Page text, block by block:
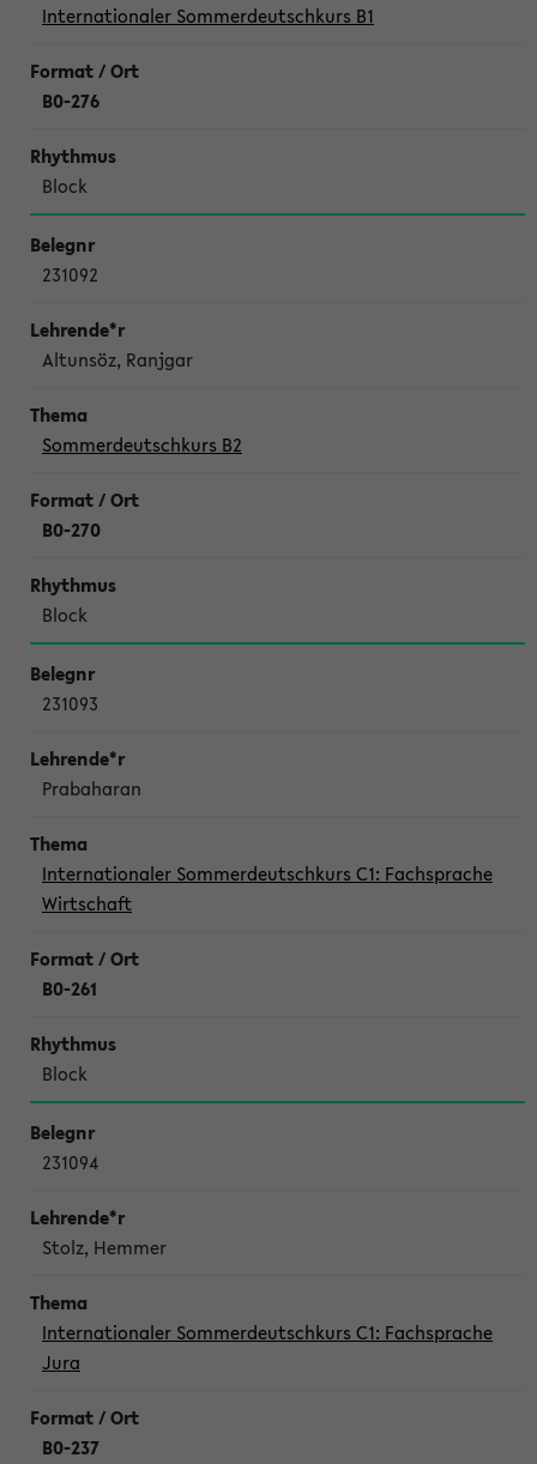
Internationaler Sommerdeutschkurs B1
B0-276
Block
231092
Altunsöz, Ranjgar
Sommerdeutschkurs B2
B0-270
Block
231093
Prabaharan
Internationaler Sommerdeutschkurs C1: Fachsprache
Wirtschaft
B0-261
Block
231094
Stolz, Hemmer
Internationaler Sommerdeutschkurs C1: Fachsprache
Jura
B0-237